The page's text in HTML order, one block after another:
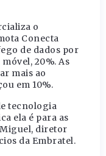
o
Conecta
de dados por
20%. As
mais ao
em 10%.
tecnologia
ela é para as
diretor
da Embratel.